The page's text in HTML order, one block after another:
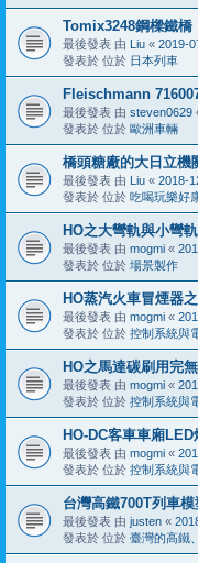
Tomix3248鋼樑鐵橋
最後發表 由 Liu « 2019-
發表於 位於 日本列車
Fleischmann
最後發表 由 steven0629
發表於 位於 歐洲車輛
橋頭糖廠的大日立機
最後發表 由 Liu « 2018-
發表於 位於 吃喝玩樂好
HO之大彎軌與小彎
最後發表 由 mogmi «
發表於 位於 場景製作
HO蒸汽火車冒煙器
最後發表 由 mogmi «
發表於 位於 控制系統與
HO之馬達碳刷用完
最後發表 由 mogmi «
發表於 位於 控制系統與
HO-DC客車車廂
最後發表 由 mogmi «
發表於 位於 控制系統與
台灣高鐵700T列車
最後發表 由 justen «
發表於 位於 臺灣的高鐵